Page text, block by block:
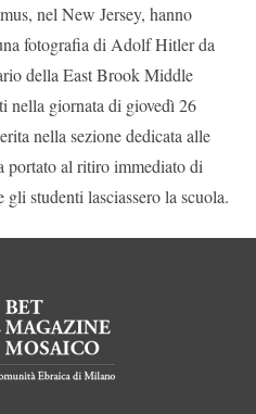
nel New Jersey, hanno
fotografia di Adolf Hitler da
della East Brook Middle
nella giornata di giovedì 26
nella sezione dedicata alle
portato al ritiro immediato di
studenti lasciassero la scuola.